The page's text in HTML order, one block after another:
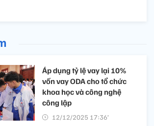
Áp dụng tỷ lệ vay lại 10%
vốn vay ODA cho tổ chức
khoa học và công nghệ
công lập
12/12/2025 17:36’